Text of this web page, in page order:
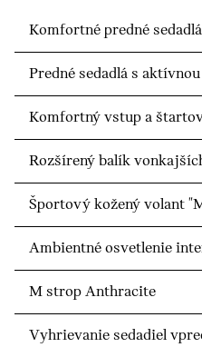
Komfortné predné
Predné sedadlá s
Komfortný vstup a
Rozšírený balík
Športový kožený volant
Ambientné osvetlenie
M strop Anthracite
Vyhrievanie sedadiel